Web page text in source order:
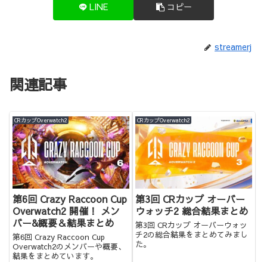
LINE コピー
streamerj
関連記事
CRカップOverwatch2
第6回 Crazy Raccoon Cup
Overwatch2 開催！ メン
バー&概要＆結果まとめ
第6回 Crazy Raccoon Cup
Overwatch2のメンバーや概要、
結果をまとめています。
CRカップOverwatch2
第3回 CRカップ オーバー
ウォッチ2 総合結果まとめ
第3回 CRカップ オーバーウォッ
チ2の総合結果をまとめてみまし
た。